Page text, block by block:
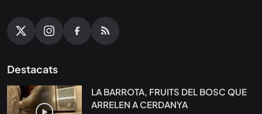
Destacats
LA BARROTA, FRUITS DEL BOSC QUE
ARRELEN A CERDANYA